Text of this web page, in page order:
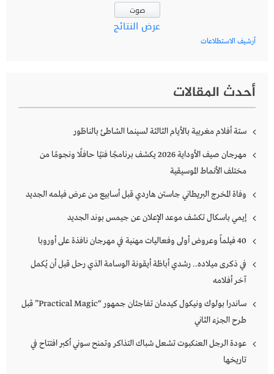
عرض النتائج
أرشيف الاستطلاعات
أحدث المقالات
ستة أفلام مغربية بالأيام الثالثة لسينما الشاطئ بالناظور
مهرجان صيف الأوداية 2026 يكشف برنامجًا فنيًا حافلًا ونجومًا من
مختلف الأنماط الموسيقية
وفاة المخرج البريطاني جاستن هاردي قبل أسابيع من عرض فيلمه الجديد
إيمي باسكال تكشف موعد الإعلان عن جيمس بوند الجديد
40 فيلماً وعروض أولى وفعاليات مهنية في مهرجان نافذة على أوروبا
في ذكرى ميلاده.. رشدي أباظة أيقونة الوسامة الذي رحل قبل أن يُكمل
آخر أفلامه
ساندرا بولوك ونيكول كيدمان تفاجئان جمهور “Practical Magic” قبل
طرح الجزء الثاني
عودة الرجل العنكبوت تشعل شباك التذاكر وتمنح سوني أكبر افتتاح في
تاريخها